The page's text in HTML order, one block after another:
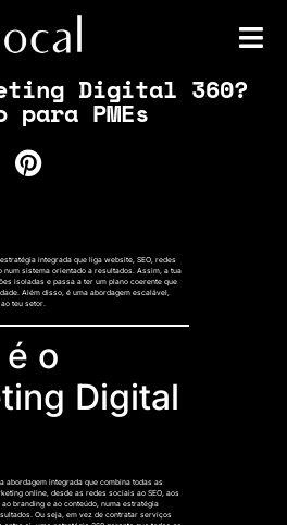
Digital 360?
para PMEs
integrada que liga website, SEO, redes
num sistema orientado a resultados. Assim, a tua
isoladas e passa a ter um plano coerente que
Além disso, é uma abordagem escalável,
teu setor.
o
Digital
abordagem integrada que combina todas as
online, desde as redes sociais ao SEO, aos
branding e ao conteúdo, numa estratégia
Ou seja, em vez de contratar serviços